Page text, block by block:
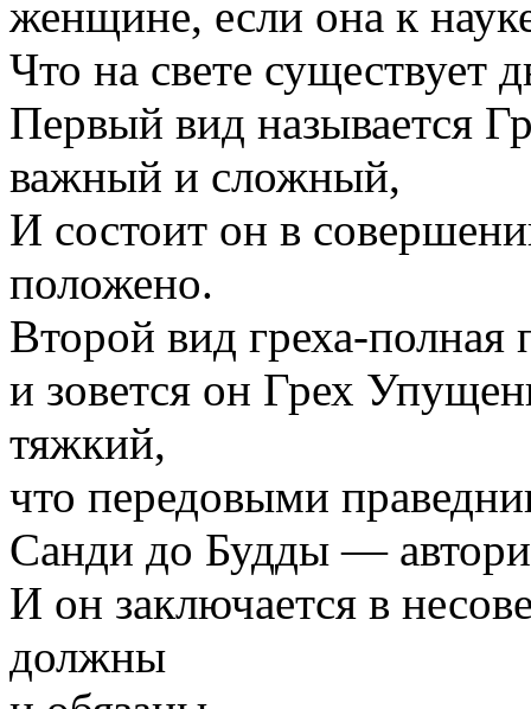
женщине, если она к
Что на свете существует
Первый вид называется
важный и сложный,
И состоит он в
положено.
Второй вид греха-
и зовется он Грех
тяжкий,
что передовыми
Санди до Будды —
И он заключается в
должны